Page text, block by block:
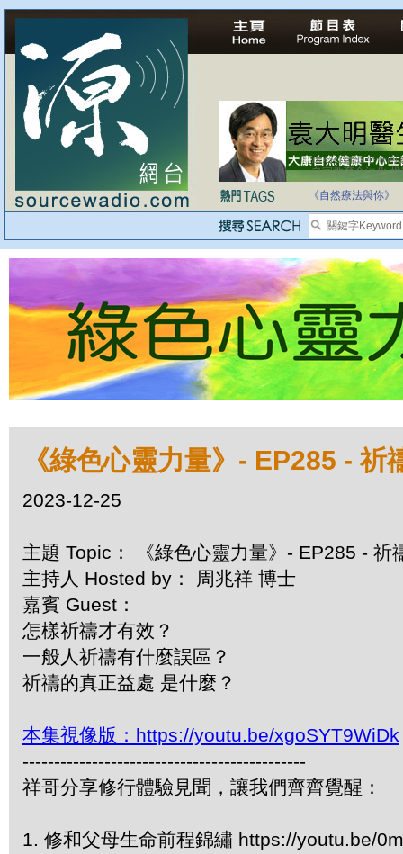
自家教育合法化-
《自然療法與你》
《綠色心靈力量》- EP285 - 祈
2023-12-25
主題 Topic： 《綠色心靈力量》- EP285 - 祈
主持人 Hosted by： 周兆祥 博士
嘉賓 Guest：
怎樣祈禱才有效？
一般人祈禱有什麼誤區？
祈禱的真正益處 是什麼？
本集視像版：https://youtu.be/xgoSYT9WiDk
---------------------------------------------
祥哥分享修行體驗見聞，讓我們齊齊覺醒：
1. 修和父母生命前程錦繡 https://youtu.be/